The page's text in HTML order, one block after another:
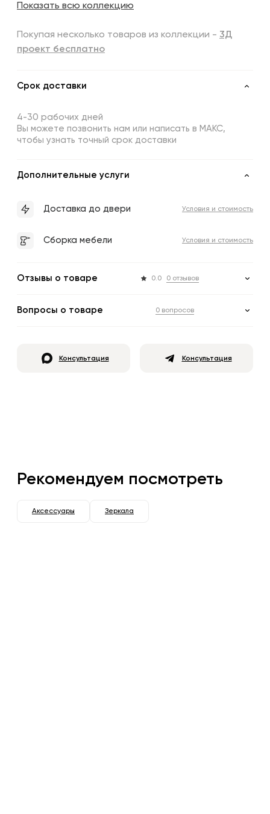
Показать всю коллекцию
Покупая несколько товаров из коллекции - 3Д
проект бесплатно
Срок доставки
4-30 рабочих дней
Вы можете позвонить нам или написать в МАКС,
чтобы узнать точный срок доставки
Дополнительные услуги
Доставка до двери Условия и стоимость
Сборка мебели Условия и стоимость
Отзывы о товаре 0.0 0 отзывов
Вопросы о товаре 0 вопросов
Консультация Консультация
Рекомендуем посмотреть
Аксессуары Зеркала